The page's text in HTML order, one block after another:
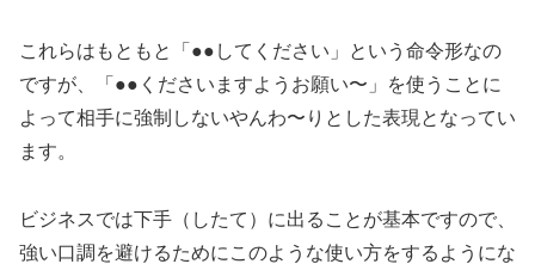
これらはもともと「●●してください」という命令形なの
ですが、「●●くださいますようお願い〜」を使うことに
よって相手に強制しないやんわ〜りとした表現となってい
ます。
ビジネスでは下手（したて）に出ることが基本ですので、
強い口調を避けるためにこのような使い方をするようにな